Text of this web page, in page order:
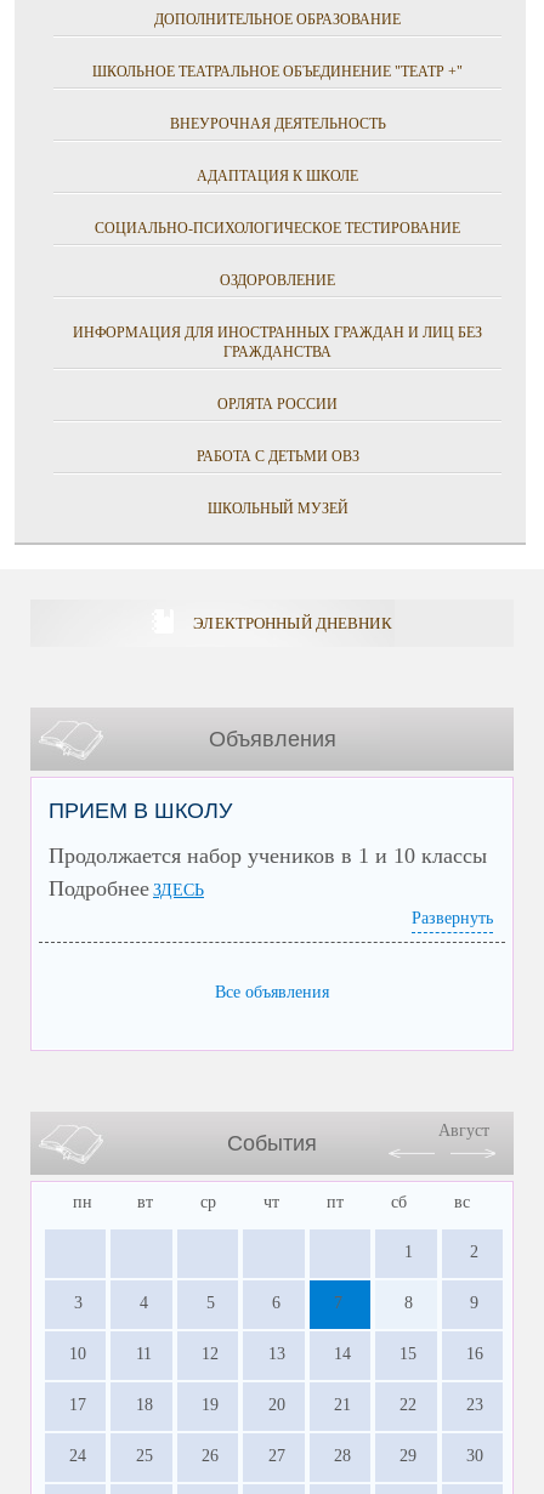
ДОПОЛНИТЕЛЬНОЕ ОБРАЗОВАНИЕ
ШКОЛЬНОЕ ТЕАТРАЛЬНОЕ ОБЪЕДИНЕНИЕ "ТЕАТР +"
ВНЕУРОЧНАЯ ДЕЯТЕЛЬНОСТЬ
АДАПТАЦИЯ К ШКОЛЕ
СОЦИАЛЬНО-ПСИХОЛОГИЧЕСКОЕ ТЕСТИРОВАНИЕ
ОЗДОРОВЛЕНИЕ
ИНФОРМАЦИЯ ДЛЯ ИНОСТРАННЫХ ГРАЖДАН И ЛИЦ БЕЗ
ГРАЖДАНСТВА
ОРЛЯТА РОССИИ
РАБОТА С ДЕТЬМИ ОВЗ
ШКОЛЬНЫЙ МУЗЕЙ
ЭЛЕКТРОННЫЙ ДНЕВНИК
Объявления
ПРИЕМ В ШКОЛУ
Продолжается набор учеников в 1 и 10 классы
Подробнее ЗДЕСЬ
Развернуть
Все объявления
События
Август
пн вт ср чт пт сб вс
1 2
3 4 5 6 7 8 9
10 11 12 13 14 15 16
17 18 19 20 21 22 23
24 25 26 27 28 29 30